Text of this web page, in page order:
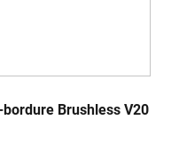
Brushless V20